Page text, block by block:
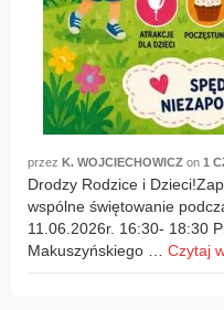
przez K. WOJCIECHOWICZ on 1
Drodzy Rodzice i
wspólne świętowanie
11.06.2026r. 16:30- 18:30
Makuszyńskiego … Czytaj